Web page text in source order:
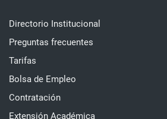
Directorio Institucional
Preguntas frecuentes
Tarifas
Bolsa de Empleo
Contratación
Extensión Académica